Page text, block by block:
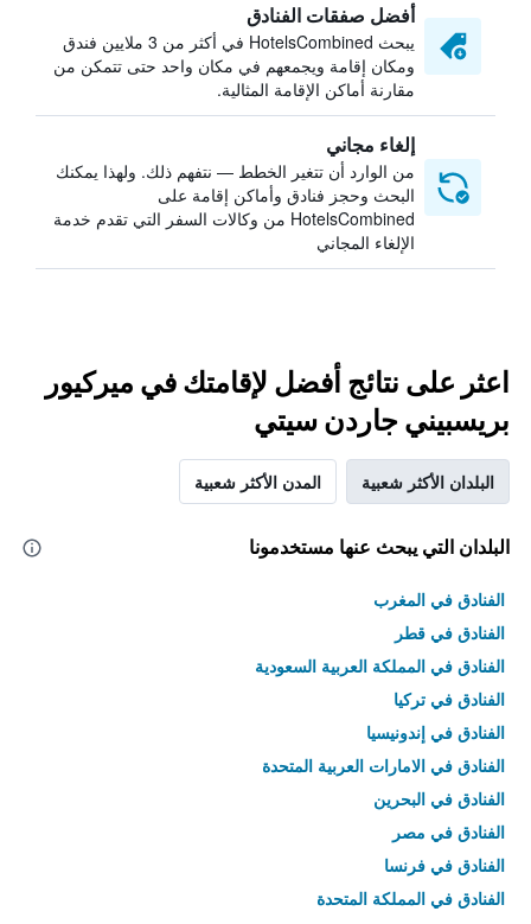
أفضل صفقات الفنادق
يبحث HotelsCombined في أكثر من 3 ملايين فندق
ومكان إقامة ويجمعهم في مكان واحد حتى تتمكن من
مقارنة أماكن الإقامة المثالية.
إلغاء مجاني
من الوارد أن تتغير الخطط — نتفهم ذلك. ولهذا يمكنك
البحث وحجز فنادق وأماكن إقامة على
HotelsCombined من وكالات السفر التي تقدم خدمة
الإلغاء المجاني
اعثر على نتائج أفضل لإقامتك في ميركيور
بريسبيني جاردن سيتي
البلدان الأكثر شعبية المدن الأكثر شعبية
البلدان التي يبحث عنها مستخدمونا
الفنادق في المغرب
الفنادق في قطر
الفنادق في المملكة العربية السعودية
الفنادق في تركيا
الفنادق في إندونيسيا
الفنادق في الامارات العربية المتحدة
الفنادق في البحرين
الفنادق في مصر
الفنادق في فرنسا
الفنادق في المملكة المتحدة